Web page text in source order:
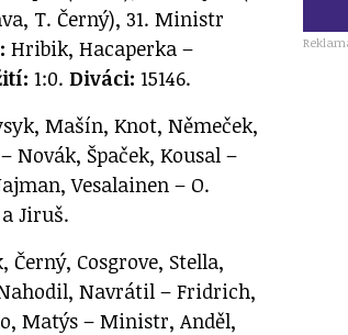
T. Černý), 31. Ministr
Hribik, Hacaperka –
1:0.Diváci: 15146.
Mašín, Knot, Němeček,
Novák, Špaček, Kousal –
Vesalainen – O.
Jiruš.
Cosgrove, Stella,
Navrátil – Fridrich,
Matýs – Ministr, Anděl,